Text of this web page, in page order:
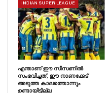
INDIAN SUPER LEAGUE
എന്താണ് ഈ സീസണിൽ
സംഭവിച്ചത്, ഈ നാണക്കേട്
അടുത്ത കാലത്തൊന്നും
ഉണ്ടായിട്ടില്ല